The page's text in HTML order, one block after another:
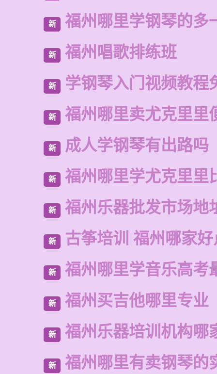
新 福州哪里学钢琴的多
新 福州唱歌排练班
新 学钢琴入门视频教程
新 福州哪里卖尤克里里
新 成人学钢琴有出路吗
新 福州哪里学尤克里里
新 福州乐器批发市场地
新 古筝培训 福州哪家好
新 福州哪里学音乐高考
新 福州买吉他哪里专业
新 福州乐器培训机构哪
新 福州哪里有卖钢琴的